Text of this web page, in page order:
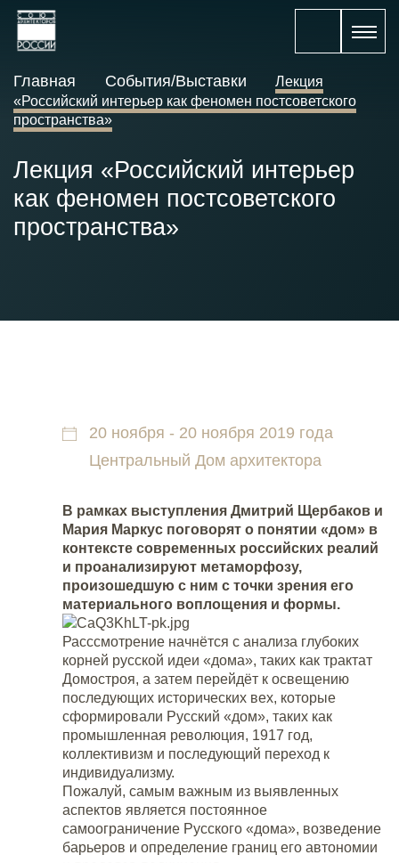
Главная События/Выставки
Лекция
«Российский интерьер как феномен постсоветского
пространства»
Лекция «Российский интерьер
как феномен постсоветского
пространства»
20 ноября - 20 ноября 2019 года
Центральный Дом архитектора
В рамках выступления Дмитрий Щербаков и
Мария Маркус поговорят о понятии «дом» в
контексте современных российских реалий
и проанализируют метаморфозу,
произошедшую с ним с точки зрения его
материального воплощения и формы.
Расссмотрение начнётся с анализа глубоких
корней русской идеи «дома», таких как трактат
Домостроя, а затем перейдёт к освещению
последующих исторических вех, которые
сформировали Русский «дом», таких как
промышленная революция, 1917 год,
коллективизм и последующий переход к
индивидуализму.
Пожалуй, самым важным из выявленных
аспектов является постоянное
самоограничение Русского «дома», возведение
барьеров и определение границ его автономии